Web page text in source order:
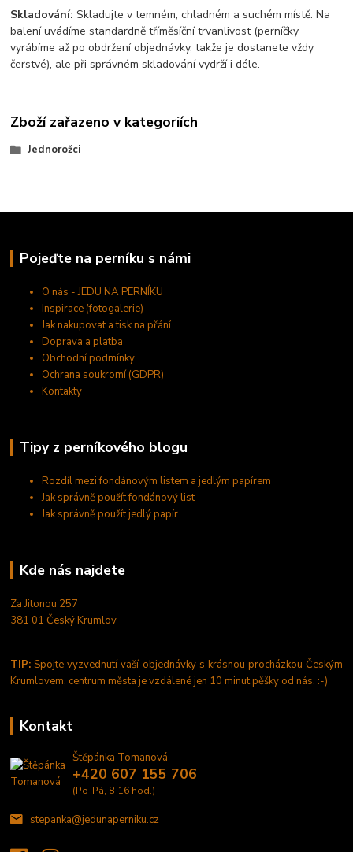
Skladování: Skladujte v temném, chladném a suchém místě. Na
balení uvádíme standardně tříměsíční trvanlivost (perníčky
vyrábíme až po obdržení objednávky, takže je dostanete vždy
čerstvé), ale při správném skladování vydrží i déle.
Zboží zařazeno v kategoriích
Jednorožci
Pojeďte na perníku s námi
O nás - JEDU NA PERNÍKU
Inspirace (fotogalerie)
Jak nakupovat a tisk na přání
Doprava a platba
Obchodní podmínky
Ochrana soukromí (GDPR)
Kontakty
Tipy z perníkového blogu
Rozdíl mezi fondánovým listem a jedlým papírem
Jak správně použít fondánový list
Jak správně použít jedlý papír
Kde nás najdete
Za Jitonou 257
381 01 Český Krumlov
TIP: Spojte vyzvednutí vaší objednávky s krásnou procházkou Českým
Krumlovem, centrum města je vzdálené jen 10 minut pěšky od nás. :-)
Kontakt
Štěpánka Tomanová
+420 607 155 706
(Po-Pá, 8-16 hod.)
stepanka@jedunaperniku.cz